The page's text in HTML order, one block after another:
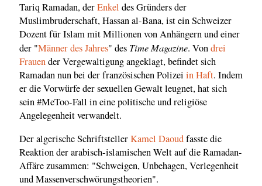
Tariq Ramadan, derEnkel des Gründers der
Muslimbruderschaft, Hassan al-Bana, ist ein Schweizer
Dozent für Islam mit Millionen von Anhängern und einer
der "Männer des Jahres" des Time Magazine. Vondrei
Frauender Vergewaltigung angeklagt, befindet sich
Ramadan nun bei der französischen Polizei in Haft. Indem
er die Vorwürfe der sexuellen Gewalt leugnet, hat sich
sein #MeToo-Fall in eine politische und religiöse
Angelegenheit verwandelt.
Der algerische SchriftstellerKamel Daoudfasste die
Reaktion der arabisch-islamischen Welt auf die Ramadan-
Affäre zusammen: "Schweigen, Unbehagen, Verlegenheit
und Massenverschwörungstheorien".